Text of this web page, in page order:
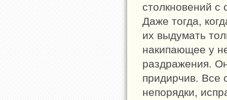
столкновений с
Даже тогда,
их выдумать
накипающее у
раздражения.
придирчив. Все
непорядки,